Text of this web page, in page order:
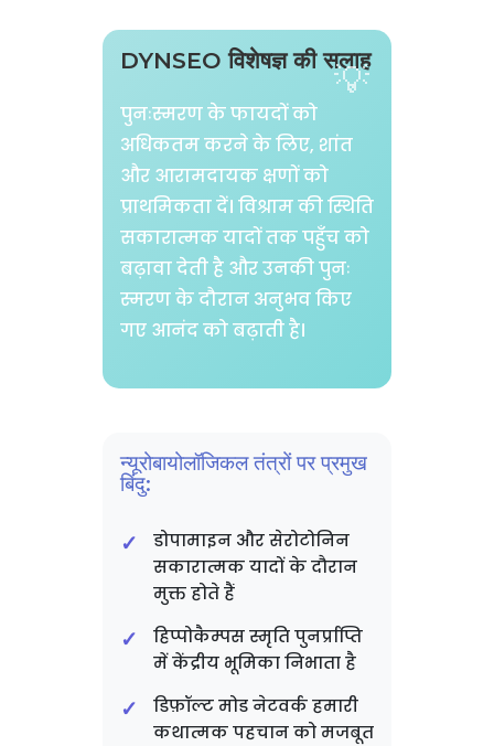
DYNSEO विशेषज्ञ की सलाह
पुनःस्मरण के फायदों को
अधिकतम करने के लिए, शांत
और आरामदायक क्षणों को
प्राथमिकता दें। विश्राम की स्थिति
सकारात्मक यादों तक पहुँच को
बढ़ावा देती है और उनकी पुनः
स्मरण के दौरान अनुभव किए
गए आनंद को बढ़ाती है।
न्यूरोबायोलॉजिकल तंत्रों पर प्रमुख
बिंदु:
डोपामाइन और सेरोटोनिन
सकारात्मक यादों के दौरान
मुक्त होते हैं
हिप्पोकैम्पस स्मृति पुनर्प्राप्ति
में केंद्रीय भूमिका निभाता है
डिफ़ॉल्ट मोड नेटवर्क हमारी
कथात्मक पहचान को मजबूत